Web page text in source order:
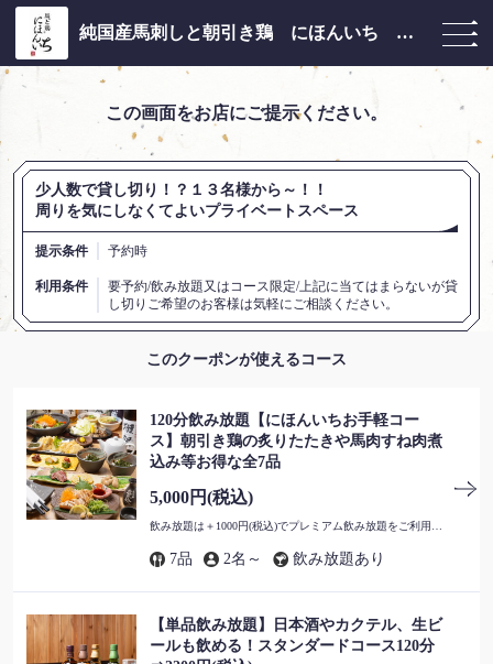
純国産馬刺しと朝引き鶏 にほんいち 大阪堺筋本町店
この画面をお店にご提示ください。
少人数で貸し切り！？１３名様から～！！
周りを気にしなくてよいプライベートスペース
提示条件 予約時
利用条件
要予約/飲み放題又はコース限定/上記に当てはまらないが貸
し切りご希望のお客様は気軽にご相談ください。
このクーポンが使えるコース
120分飲み放題【にほんいちお手軽コー
ス】朝引き鶏の炙りたたきや馬肉すね肉煮
込み等お得な全7品
5,000円(税込)
7品 2名～ 飲み放題あり
【単品飲み放題】日本酒やカクテル、生ビ
ールも飲める！スタンダードコース120分